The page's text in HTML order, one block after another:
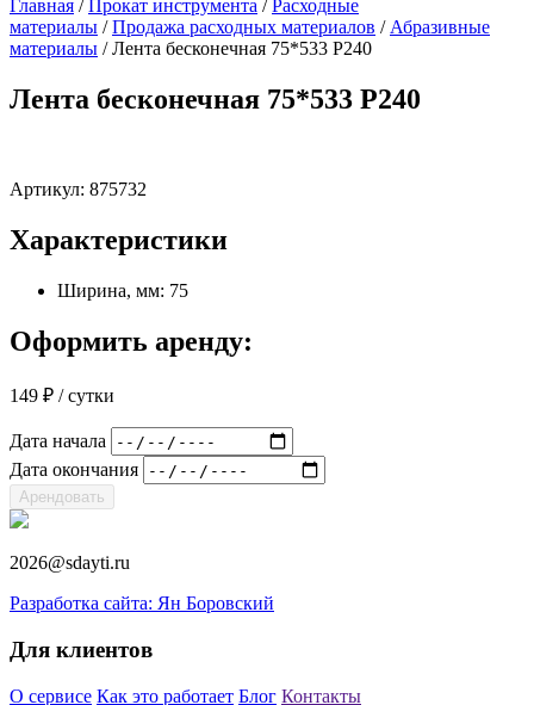
Главная /Прокат инструмента /Расходные
материалы /Продажа расходных материалов / Абразивные
материалы / Лента бесконечная 75*533 Р240
Лента бесконечная 75*533 Р240
Артикул: 875732
Характеристики
Ширина, мм: 75
Оформить аренду:
149 ₽ / сутки
Дата начала
Дата окончания
Арендовать
2026@sdayti.ru
Разработка сайта: Ян Боровский
Для клиентов
О сервисе Как это работает Блог Контакты